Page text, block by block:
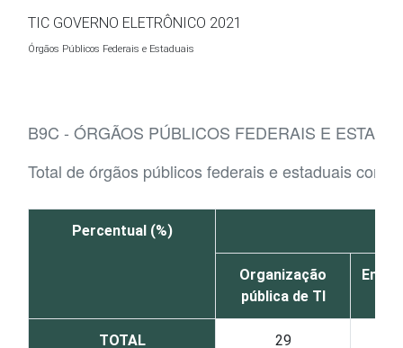
TIC GOVERNO ELETRÔNICO 2021
Órgãos Públicos Federais e Estaduais
B9C - ÓRGÃOS PÚBLICOS FEDERAIS E
Total de órgãos públicos federais e estaduais com
Percentual (%)
Organização
pública de TI
TOTAL 29